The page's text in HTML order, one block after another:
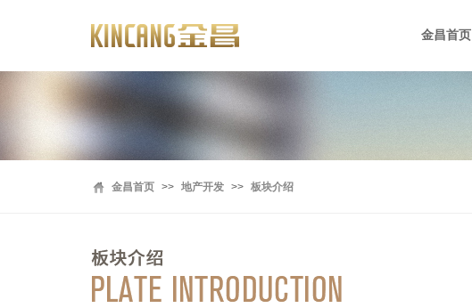
金昌首页
金昌首页 >> 地产开发 >> 板块介绍